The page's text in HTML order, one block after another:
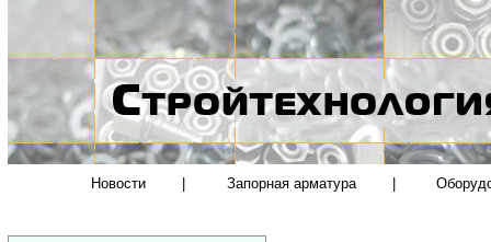
Новости Запорная арматура